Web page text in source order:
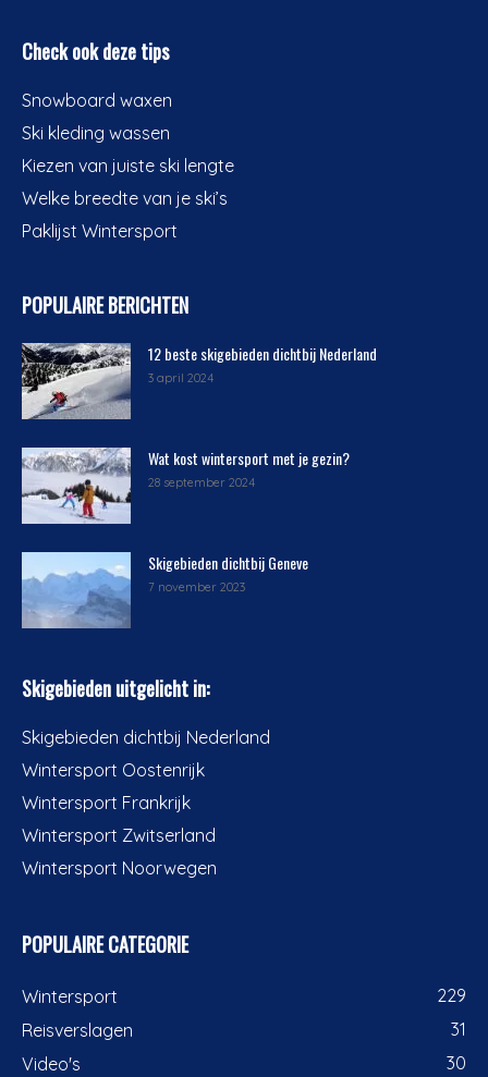
Check ook deze tips
Snowboard waxen
Ski kleding wassen
Kiezen van juiste ski lengte
Welke breedte van je ski’s
Paklijst Wintersport
POPULAIRE BERICHTEN
12 beste skigebieden dichtbij Nederland
3 april 2024
Wat kost wintersport met je gezin?
28 september 2024
Skigebieden dichtbij Geneve
7 november 2023
Skigebieden uitgelicht in:
Skigebieden dichtbij Nederland
Wintersport Oostenrijk
Wintersport Frankrijk
Wintersport Zwitserland
Wintersport Noorwegen
POPULAIRE CATEGORIE
Wintersport
229
Reisverslagen
31
Video's
30